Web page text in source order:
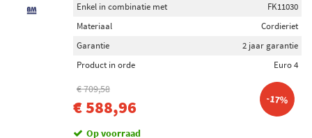
Enkel in combinatie met
FK11030
Materiaal
Cordieriet
Garantie
2 jaar garantie
Product in orde
Euro 4
€ 709,58
€ 588,96 -17%
Op voorraad